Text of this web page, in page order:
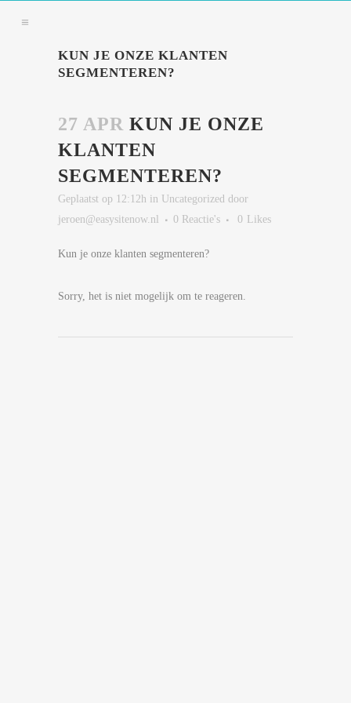
KUN JE ONZE KLANTEN
SEGMENTEREN?
27 APR KUN JE ONZE
KLANTEN
SEGMENTEREN?
Geplaatst op 12:12h in Uncategorized door
jeroen@easysitenow.nl
0 Reactie's 0 Likes
Kun je onze klanten segmenteren?
Sorry, het is niet mogelijk om te reageren.